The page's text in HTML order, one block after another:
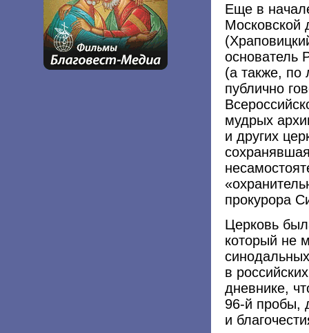
Еще в
Московской
основатель
(а также, по
публично
мудрых
и других
прокурора
Церковь
который не
в
дневнике,
96-й пробы,
и